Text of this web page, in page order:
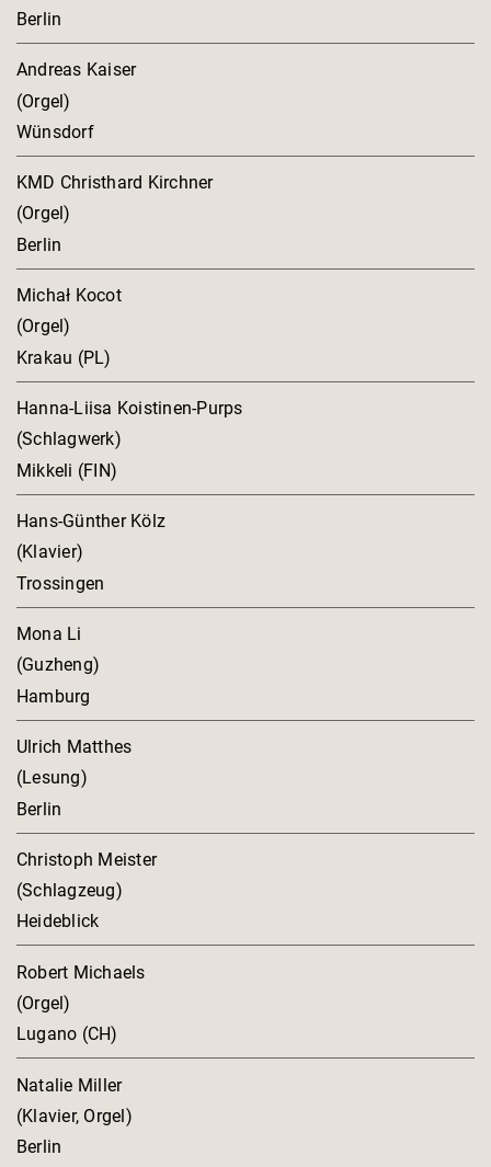
Berlin
Andreas Kaiser
(Orgel)
Wünsdorf
KMD Christhard Kirchner
(Orgel)
Berlin
Michał Kocot
(Orgel)
Krakau (PL)
Hanna-Liisa Koistinen-Purps
(Schlagwerk)
Mikkeli (FIN)
Hans-Günther Kölz
(Klavier)
Trossingen
Mona Li
(Guzheng)
Hamburg
Ulrich Matthes
(Lesung)
Berlin
Christoph Meister
(Schlagzeug)
Heideblick
Robert Michaels
(Orgel)
Lugano (CH)
Natalie Miller
(Klavier, Orgel)
Berlin